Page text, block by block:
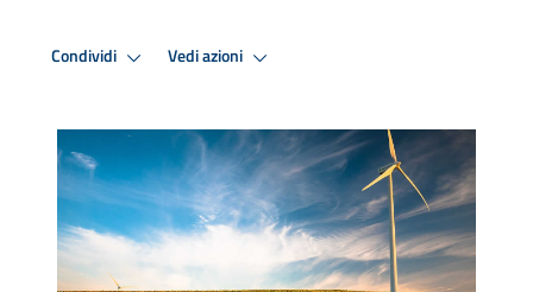
Condividi Vedi azioni